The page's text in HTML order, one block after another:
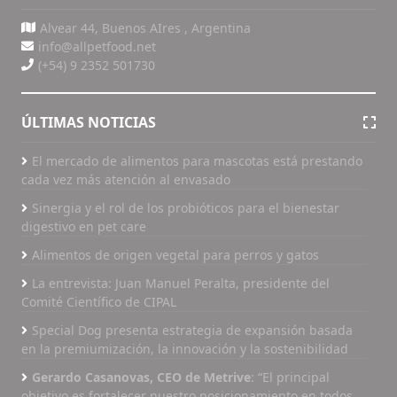
frijoles, como la goma guar, un agente espesante
utilizado principalmente en alimentos húmedos
para mascotas, que está hecho de la leguminosa
Cyamopsis tetragonoloba. La FDA aún está
investigando ingredientes individuales bajo el
dijo Anne Norris, especialista en comunicaciones
sanitarias del Centro de Medicina Veterinaria de
la FDA. "Entonces, sugeriría no tomar acciones
intuitivas más allá de lo que está explícitamente
establecido en nuestro aviso público en este
momento", expresó. Por ejemplo, la goma guar
se reconoce generalmente como segura (GRAS)
en su aplicación como estabilizador (21 CFR
582.7339), comentó. Los estabilizadores como la
goma guar normalmente no se incluyen en los
alimentos para mascotas en una concentración
tan grande como para enumerarse en la lista de
Alvear 44, Buenos AIres , Argentina
info@allpetfood.net
(+54) 9 2352 501730
ÚLTIMAS NOTICIAS
El mercado de alimentos para mascotas está prestando
cada vez más atención al envasado
Sinergia y el rol de los probióticos para el bienestar
digestivo en pet care
Alimentos de origen vegetal para perros y gatos
La entrevista: Juan Manuel Peralta, presidente del
Comité Científico de CIPAL
Special Dog presenta estrategia de expansión basada
en la premiumización, la innovación y la sostenibilidad
Gerardo Casanovas, CEO de Metrive: “El principal